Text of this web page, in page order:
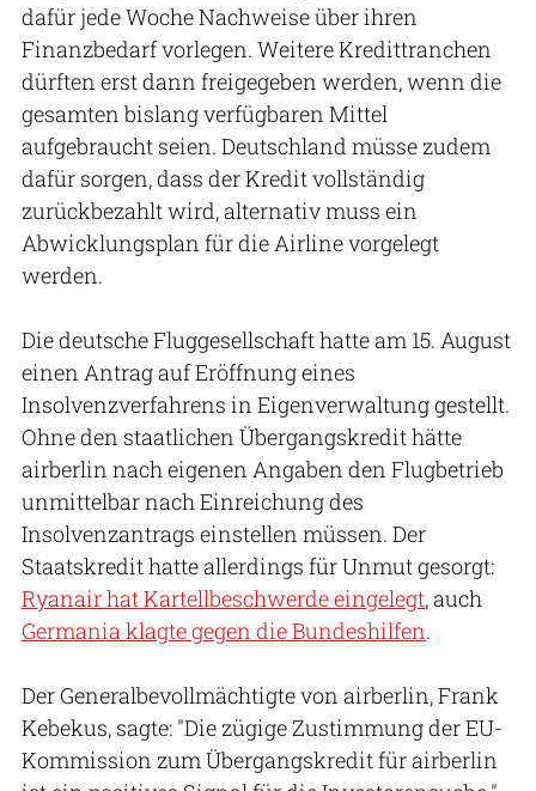
dafür jede Woche Nachweise über ihren
Finanzbedarf vorlegen. Weitere Kredittranchen
dürften erst dann freigegeben werden, wenn die
gesamten bislang verfügbaren Mittel
aufgebraucht seien. Deutschland müsse zudem
dafür sorgen, dass der Kredit vollständig
zurückbezahlt wird, alternativ muss ein
Abwicklungsplan für die Airline vorgelegt
werden.
Die deutsche Fluggesellschaft hatte am 15. August
einen Antrag auf Eröffnung eines
Insolvenzverfahrens in Eigenverwaltung gestellt.
Ohne den staatlichen Übergangskredit hätte
airberlin nach eigenen Angaben den Flugbetrieb
unmittelbar nach Einreichung des
Insolvenzantrags einstellen müssen. Der
Staatskredit hatte allerdings für Unmut gesorgt:
Ryanair hat Kartellbeschwerde eingelegt, auch
Germania klagte gegen die Bundeshilfen.
Der Generalbevollmächtigte von airberlin, Frank
Kebekus, sagte: "Die zügige Zustimmung der EU-
Kommission zum Übergangskredit für airberlin